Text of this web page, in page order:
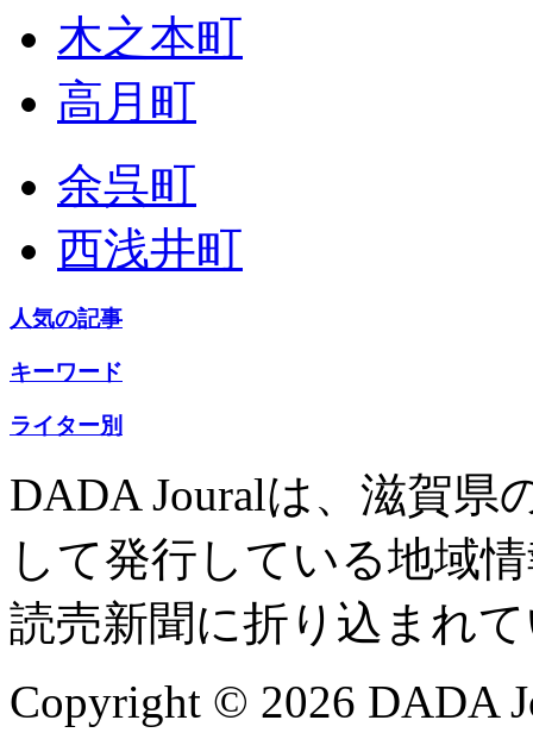
木之本町
高月町
余呉町
西浅井町
人気の記事
キーワード
ライター別
DADA Jouralは、滋賀県
して発行している地域
読売新聞に折り込まれ
Copyright © 2026 DADA